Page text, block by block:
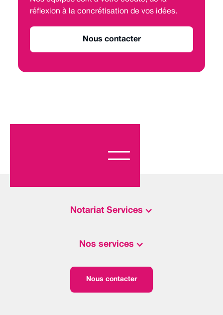
réflexion à la concrétisation de vos idées.
Nous contacter
Notariat Services
Nos services
Nous contacter